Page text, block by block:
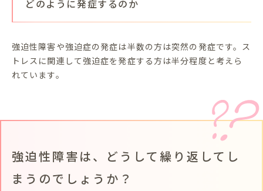
どのように発症するのか
強迫性障害や強迫症の発症は半数の方は突然の発症です。ス
トレスに関連して強迫症を発症する方は半分程度と考えら
れています。
強迫性障害は、どうして繰り返してし
まうのでしょうか？